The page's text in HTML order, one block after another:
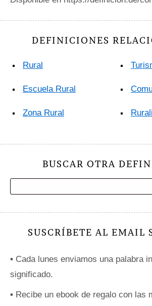
DEFINICIONES
Rural
Escuela Rural
Zona Rural
BUSCAR OTRA
SUSCRÍBETE AL EMAIL
• Cada lunes enviamos una palabra
significado.
• Recibe un ebook de regalo con las